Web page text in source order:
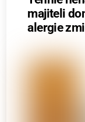
majiteli
alergie